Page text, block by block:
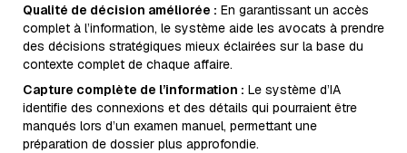
Qualité de décision améliorée : En garantissant un accès
complet à l’information, le système aide les avocats à prendre
des décisions stratégiques mieux éclairées sur la base du
contexte complet de chaque affaire.
Capture complète de l’information : Le système d’IA
identifie des connexions et des détails qui pourraient être
manqués lors d’un examen manuel, permettant une
préparation de dossier plus approfondie.